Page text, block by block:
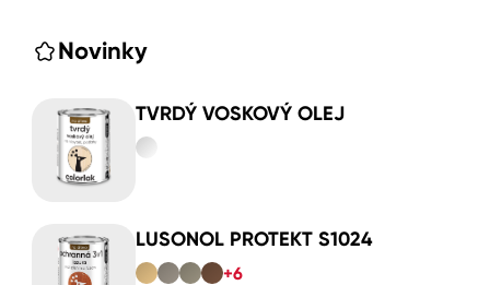
Novinky
TVRDÝ VOSKOVÝ OLEJ
LUSONOL PROTEKT S1024
+6